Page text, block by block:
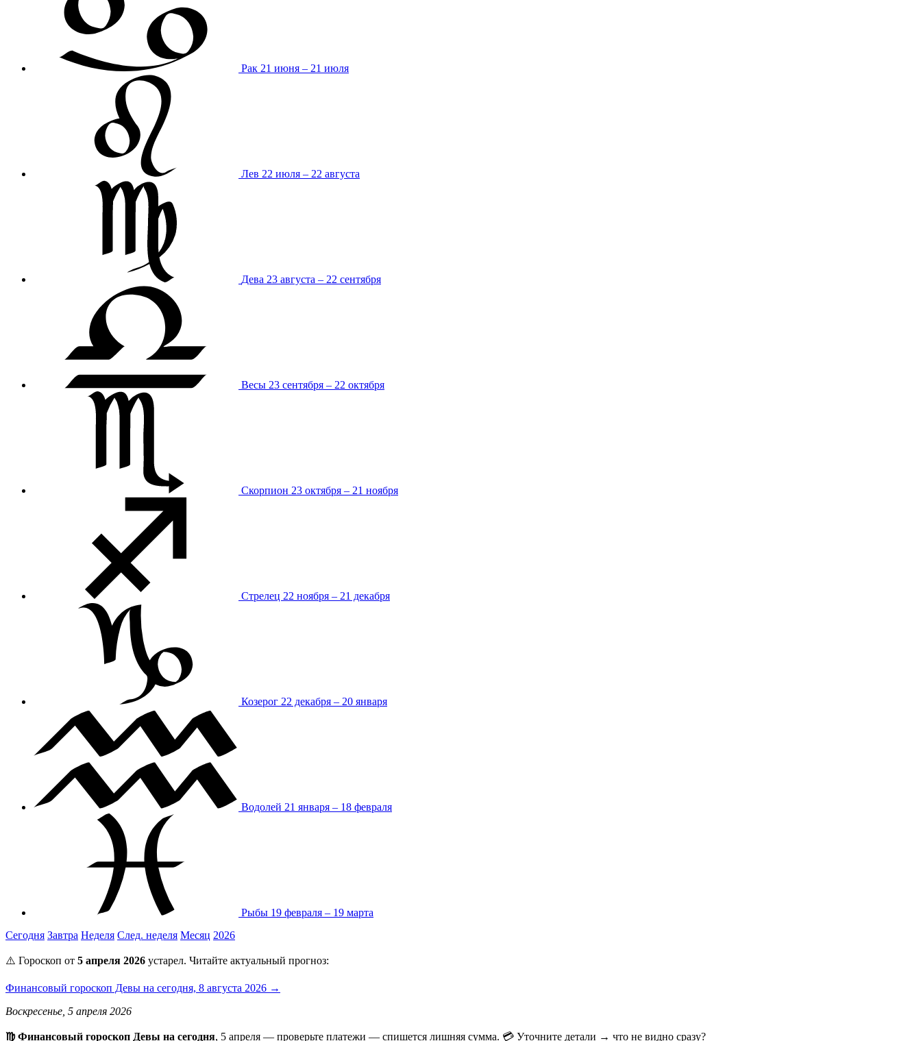
Рак 21 июня – 21 июля
Лев 22 июля – 22 августа
Дева 23 августа – 22 сентября
Весы 23 сентября – 22 октября
Скорпион 23 октября – 21 ноября
Стрелец 22 ноября – 21 декабря
Козерог 22 декабря – 20 января
Водолей 21 января – 18 февраля
Рыбы 19 февраля – 19 марта
Сегодня Завтра Неделя След. неделя Месяц 2026
⚠️ Гороскоп от 5 апреля 2026 устарел. Читайте актуальный прогноз:
Финансовый гороскоп Девы на сегодня, 8 августа 2026 →
Воскресенье, 5 апреля 2026
♍ Финансовый гороскоп Девы на сегодня, 5 апреля — проверьте платежи — спишется лишняя сумма. 💳 Уточните детали → что не видно сразу?